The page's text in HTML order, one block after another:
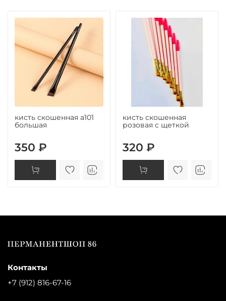
кисть скошенная а101
большая
350 ₽
кисть скошенная
розовая с щеткой
320 ₽
Контакты
+7 (912) 816-67-16